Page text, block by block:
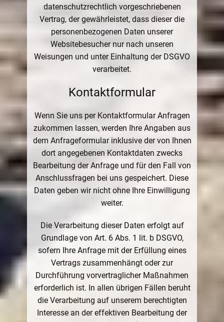
datenschutzrechtlich vorgeschriebenen
Vertrag, der gewährleistet, dass dieser die
personenbezogenen Daten unserer
Websitebesucher nur nach unseren
Weisungen und unter Einhaltung der DSGVO
verarbeitet.
Kontaktformular
Wenn Sie uns per Kontaktformular Anfragen
zukommen lassen, werden Ihre Angaben aus
dem Anfrageformular inklusive der von Ihnen
dort angegebenen Kontaktdaten zwecks
Bearbeitung der Anfrage und für den Fall von
Anschlussfragen bei uns gespeichert. Diese
Daten geben wir nicht ohne Ihre Einwilligung
weiter.
Die Verarbeitung dieser Daten erfolgt auf
Grundlage von Art. 6 Abs. 1 lit. b DSGVO,
sofern Ihre Anfrage mit der Erfüllung eines
Vertrags zusammenhängt oder zur
Durchführung vorvertraglicher Maßnahmen
erforderlich ist. In allen übrigen Fällen beruht
die Verarbeitung auf unserem berechtigten
Interesse an der effektiven Bearbeitung der